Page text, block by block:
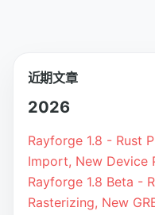
近期文章
2026
Rayforge 1.8 - Rust
Import, New Device
Rayforge 1.8 Beta -
Rasterizing, New